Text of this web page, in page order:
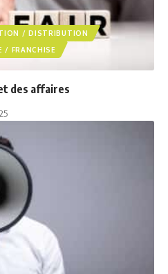
/ DISTRIBUTION
/ FRANCHISE
des affaires